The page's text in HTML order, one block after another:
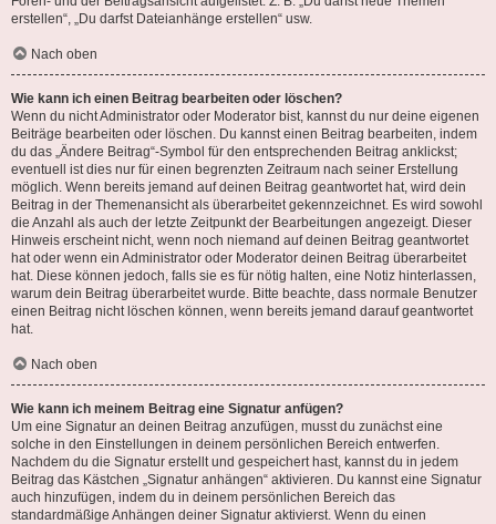
erstellen“, „Du darfst Dateianhänge erstellen“ usw.
Nach oben
Wie kann ich einen Beitrag bearbeiten oder löschen?
Wenn du nicht Administrator oder Moderator bist, kannst du nur deine eigenen
Beiträge bearbeiten oder löschen. Du kannst einen Beitrag bearbeiten, indem
du das „Ändere Beitrag“-Symbol für den entsprechenden Beitrag anklickst;
eventuell ist dies nur für einen begrenzten Zeitraum nach seiner Erstellung
möglich. Wenn bereits jemand auf deinen Beitrag geantwortet hat, wird dein
Beitrag in der Themenansicht als überarbeitet gekennzeichnet. Es wird sowohl
die Anzahl als auch der letzte Zeitpunkt der Bearbeitungen angezeigt. Dieser
Hinweis erscheint nicht, wenn noch niemand auf deinen Beitrag geantwortet
hat oder wenn ein Administrator oder Moderator deinen Beitrag überarbeitet
hat. Diese können jedoch, falls sie es für nötig halten, eine Notiz hinterlassen,
warum dein Beitrag überarbeitet wurde. Bitte beachte, dass normale Benutzer
einen Beitrag nicht löschen können, wenn bereits jemand darauf geantwortet
hat.
Nach oben
Wie kann ich meinem Beitrag eine Signatur anfügen?
Um eine Signatur an deinen Beitrag anzufügen, musst du zunächst eine
solche in den Einstellungen in deinem persönlichen Bereich entwerfen.
Nachdem du die Signatur erstellt und gespeichert hast, kannst du in jedem
Beitrag das Kästchen „Signatur anhängen“ aktivieren. Du kannst eine Signatur
auch hinzufügen, indem du in deinem persönlichen Bereich das
standardmäßige Anhängen deiner Signatur aktivierst. Wenn du einen